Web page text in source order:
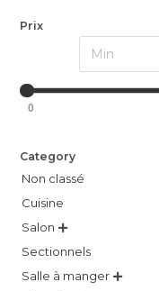
Prix
0
Category
Non classé
Cuisine
Salon 
Sectionnels
Salle à manger 